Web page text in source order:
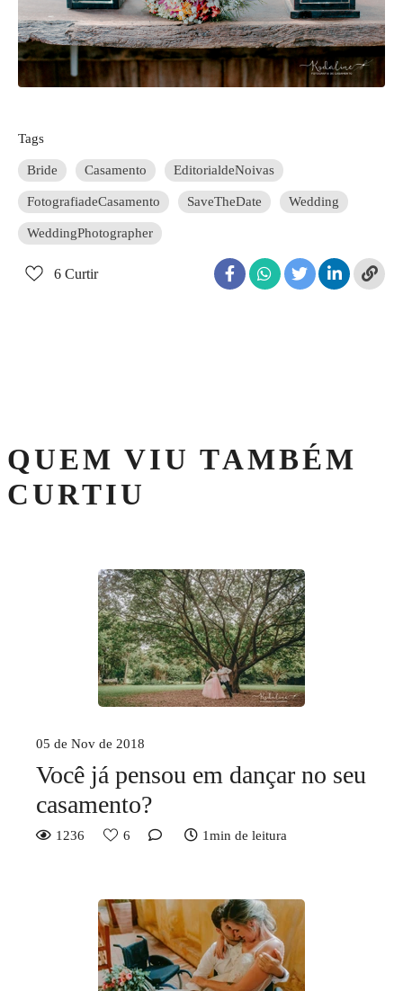
Tags
Bride Casamento EditorialdeNoivas
FotografiadeCasamento SaveTheDate Wedding
WeddingPhotographer
6 Curtir
QUEM VIU TAMBÉM
CURTIU
05 de Nov de 2018
Você já pensou em dançar no seu
casamento?
1236 6 1min de leitura